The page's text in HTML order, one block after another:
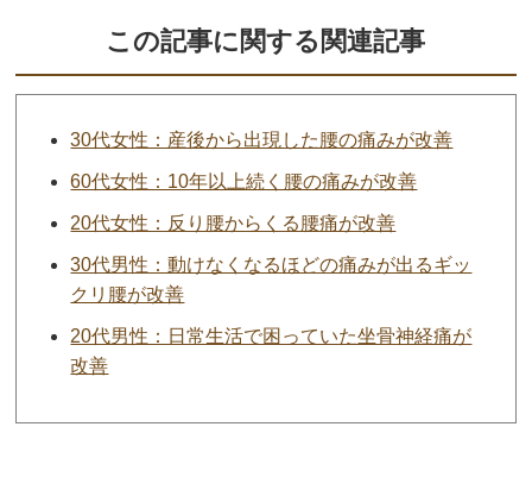
この記事に関する関連記事
30代女性：産後から出現した腰の痛みが改善
60代女性：10年以上続く腰の痛みが改善
20代女性：反り腰からくる腰痛が改善
30代男性：動けなくなるほどの痛みが出るギッ
クリ腰が改善
20代男性：日常生活で困っていた坐骨神経痛が
改善